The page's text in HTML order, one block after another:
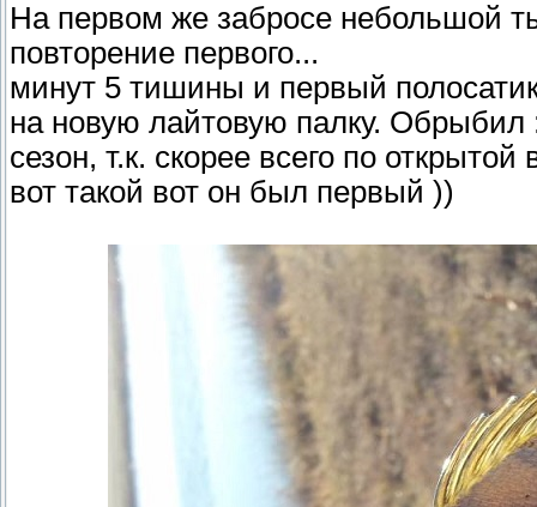
На первом же забросе небольшой
повторение первого...
минут 5 тишины и первый
на новую лайтовую палку. Обрыбил
сезон, т.к. скорее всего по
вот такой вот он был первый ))